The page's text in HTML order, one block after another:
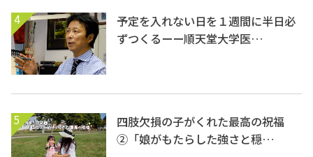
4
予定を入れない日を１週間に半日必
ずつくるーー順天堂大学医…
5
四肢欠損の子がくれた最高の祝福
②「娘がもたらした強さと穏…